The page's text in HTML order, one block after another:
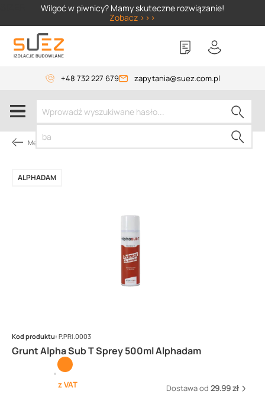
Wilgoć w piwnicy? Mamy skuteczne rozwiązanie!
Zobacz >>>
+48 732 227 679 zapytania@suez.com.pl
Membrany dachowe
Grunt Alpha Sub T Sprey 500ml Alphadam
ALPHADAM
Kod produktu: P.PRI.0003
z VAT Dostawa od 29.99 zł